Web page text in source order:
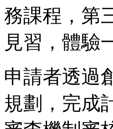
務課程，第
見習，體驗
申請者透過
規劃，完成